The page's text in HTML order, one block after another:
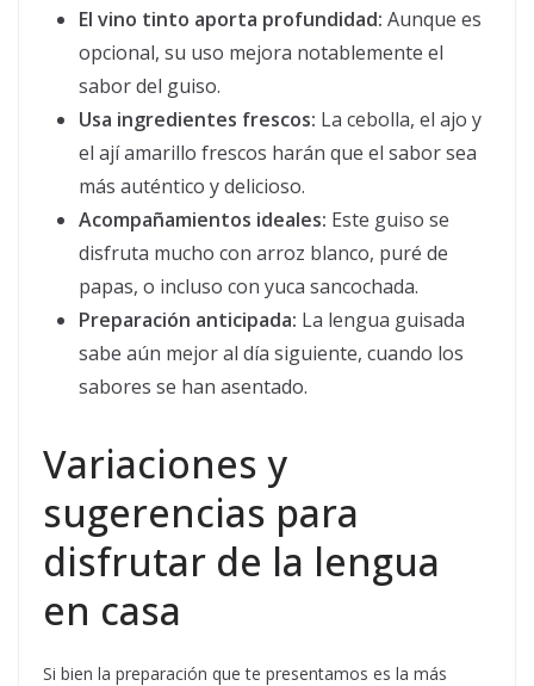
El vino tinto aporta profundidad: Aunque es
opcional, su uso mejora notablemente el
sabor del guiso.
Usa ingredientes frescos: La cebolla, el ajo y
el ají amarillo frescos harán que el sabor sea
más auténtico y delicioso.
Acompañamientos ideales: Este guiso se
disfruta mucho con arroz blanco, puré de
papas, o incluso con yuca sancochada.
Preparación anticipada: La lengua guisada
sabe aún mejor al día siguiente, cuando los
sabores se han asentado.
Variaciones y
sugerencias para
disfrutar de la lengua
en casa
Si bien la preparación que te presentamos es la más